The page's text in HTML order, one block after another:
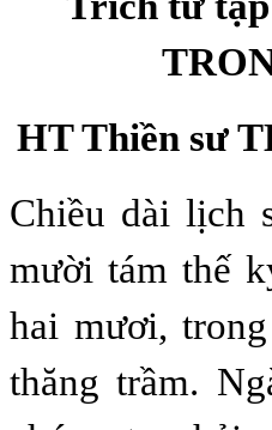
HT Thiền sư
Chiều dài lịch
mười tám thế
hai mươi,
thăng trầm.